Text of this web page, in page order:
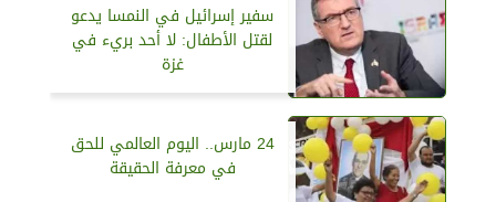
سفير إسرائيل في النمسا يدعو
لقتل الأطفال: لا أحد بريء في
غزة
24 مارس.. اليوم العالمي للحق
في معرفة الحقيقة